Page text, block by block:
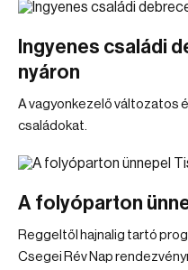
Ingyenes családi
nyáron
A vagyonkezelő változatos
családokat.
A folyóparton
Reggeltől hajnalig tartó
Csegei Rév Nap